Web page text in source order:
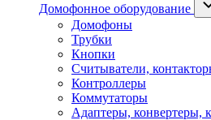
Домофонное оборудование
Домофоны
Трубки
Кнопки
Считыватели,
Контроллеры
Коммутаторы
Адаптеры, конвертеры,